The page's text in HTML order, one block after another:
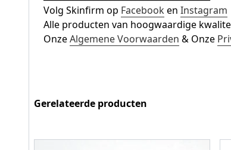
Volg Skinfirm op Facebooken Instagram
Alle producten van hoogwaardige
OnzeAlgemene Voorwaarden & Onze
Gerelateerde producten